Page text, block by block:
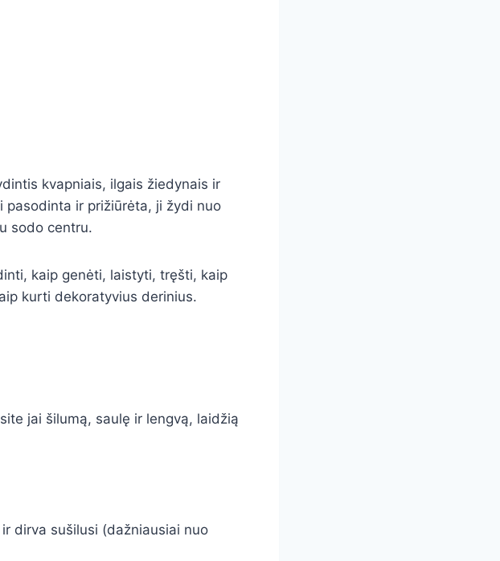
kvapniais, ilgais žiedynais ir
ir prižiūrėta, ji žydi nuo
sodo centru.
kaip genėti, laistyti, tręšti, kaip
kurti dekoratyvius derinius.
jai šilumą, saulę ir lengvą, laidžią
dirva sušilusi (dažniausiai nuo